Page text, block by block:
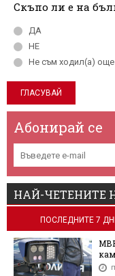
Скъпо ли е на
ДА
НЕ
Не съм ходил(а) още
Абонирай се
НАЙ-ЧЕТЕНИТЕ
ПОСЛЕДНИТЕ 7